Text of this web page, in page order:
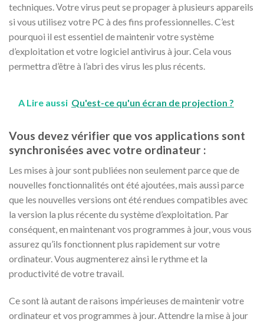
techniques. Votre virus peut se propager à plusieurs appareils
si vous utilisez votre PC à des fins professionnelles. C’est
pourquoi il est essentiel de maintenir votre système
d’exploitation et votre logiciel antivirus à jour. Cela vous
permettra d’être à l’abri des virus les plus récents.
A Lire aussi Qu'est-ce qu'un écran de projection ?
Vous devez vérifier que vos applications sont
synchronisées avec votre ordinateur :
Les mises à jour sont publiées non seulement parce que de
nouvelles fonctionnalités ont été ajoutées, mais aussi parce
que les nouvelles versions ont été rendues compatibles avec
la version la plus récente du système d’exploitation. Par
conséquent, en maintenant vos programmes à jour, vous vous
assurez qu’ils fonctionnent plus rapidement sur votre
ordinateur. Vous augmenterez ainsi le rythme et la
productivité de votre travail.
Ce sont là autant de raisons impérieuses de maintenir votre
ordinateur et vos programmes à jour. Attendre la mise à jour